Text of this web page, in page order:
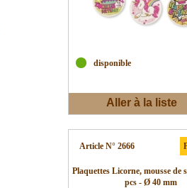
disponible
Aller à la liste
Article N° 2666
Plaquettes Licorne, mousse de
pcs - Ø 40 mm